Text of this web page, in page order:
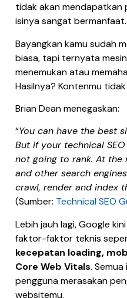
tidak akan mendapatkan
isinya sangat bermanfaat.
Bayangkan kamu sudah
biasa, tapi ternyata
menemukan atau
Hasilnya? Kontenmu
Brian Dean menegaskan:
“You can have the best
But if your technical
not going to rank. At the
and other search
crawl, render and index
(Sumber: Technical SEO
Lebih jauh lagi, Google
faktor-faktor teknis
kecepatan loading,
Core Web Vitals.
pengguna merasakan
websitemu.